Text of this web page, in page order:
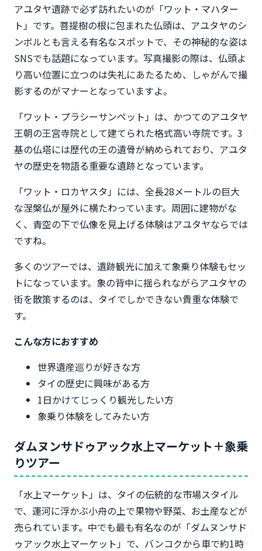
アユタヤ遺跡で必ず訪れたいのが「ワット・マハター
ト」です。菩提樹の根に包まれた仏頭は、アユタヤのシ
ンボルとも言える有名なスポットで、その神秘的な姿は
SNSでも話題になっています。写真撮影の際は、仏頭よ
り高い位置に立つのは失礼にあたるため、しゃがんで撮
影するのがマナーとなっていますよ。
「ワット・プラシーサンペット」は、かつてのアユタヤ
王朝の王宮寺院として建てられた格式高い寺院です。3
基の仏塔には歴代の王の遺骨が納められており、アユタ
ヤの歴史を物語る重要な遺跡となっています。
「ワット・ロカヤスタ」には、全長28メートルの巨大
な涅槃仏が屋外に横たわっています。周囲に建物がな
く、青空の下で仏像を見上げる体験はアユタヤならでは
ですね。
多くのツアーでは、遺跡観光に加えて象乗り体験もセッ
トになっています。象の背中に揺られながらアユタヤの
街を散策するのは、タイでしかできない貴重な体験で
す。
こんな方におすすめ
世界遺産巡りが好きな方
タイの歴史に興味がある方
1日かけてじっくり観光したい方
象乗り体験をしてみたい方
ダムヌンサドゥアック水上マーケット＋象乗
りツアー
「水上マーケット」は、タイの伝統的な市場スタイル
で、運河に浮かぶ小舟の上で果物や野菜、お土産などが
売られています。中でも最も有名なのが「ダムヌンサド
ゥアック水上マーケット」で、バンコクから車で約1時